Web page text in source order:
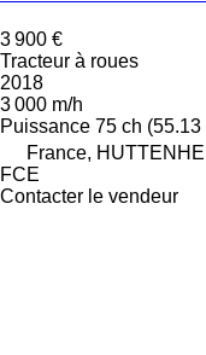
3 900 €
Tracteur à roues
2018
3 000 m/h
Puissance 75 ch (55.13
France,
FCE
Contacter le vendeur